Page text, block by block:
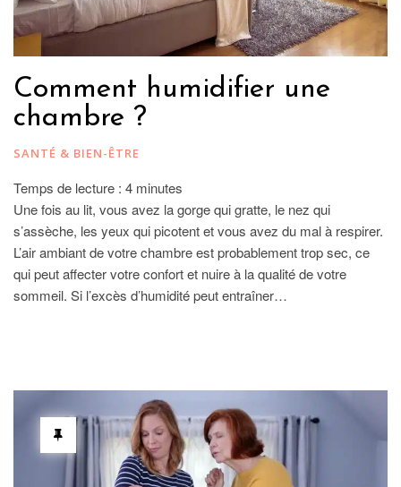
Comment humidifier une
chambre ?
SANTÉ & BIEN-ÊTRE
Temps de lecture : 4 minutes
Une fois au lit, vous avez la gorge qui gratte, le nez qui
s’assèche, les yeux qui picotent et vous avez du mal à respirer.
L’air ambiant de votre chambre est probablement trop sec, ce
qui peut affecter votre confort et nuire à la qualité de votre
sommeil. Si l’excès d’humidité peut entraîner…